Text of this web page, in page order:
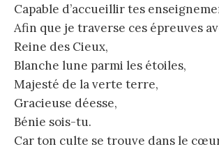
Capable d’accueillir tes
Afin que je traverse ces épreuves
Reine des Cieux,
Blanche lune parmi les étoiles,
Majesté de la verte terre,
Gracieuse déesse,
Bénie sois-tu.
Car ton culte se trouve dans le